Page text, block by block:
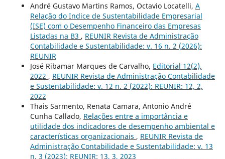
André Gustavo Martins Ramos, Octavio Locatelli, A
Relação do Indice de Sustentabilidade Empresarial
(ISE) com o Desempenho Financeiro das Empresas
Listadas na B3 , REUNIR Revista de Administração
Contabilidade e Sustentabilidade: v. 16 n. 2 (2026):
REUNIR
José Ribamar Marques de Carvalho, Editorial 12(2),
2022 , REUNIR Revista de Administração Contabilidade
e Sustentabilidade: v. 12 n. 2 (2022): REUNIR: 12, 2,
2022
Thais Sarmento, Renata Camara, Antonio André
Cunha Callado, Relações entre a importância e
utilidade dos indicadores de desempenho ambiental e
características organizacionais , REUNIR Revista de
Administração Contabilidade e Sustentabilidade: v. 13
n. 3 (2023): REUNIR: 13, 3, 2023